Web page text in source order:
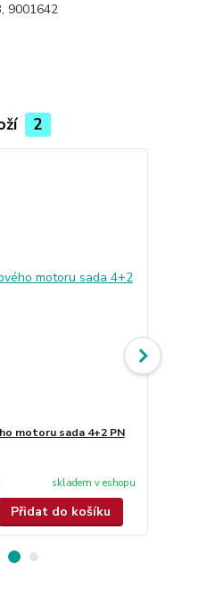
9001642
2
motoru sada 4+2 PN
skladem v eshopu
Přidat do košíku